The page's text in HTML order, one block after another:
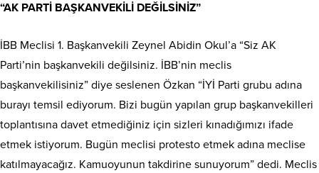
“AK PARTİ BAŞKANVEKİLİ DEĞİLSİNİZ”
İBB Meclisi 1. Başkanvekili Zeynel Abidin Okul’a “Siz AK
Parti’nin başkanvekili değilsiniz. İBB’nin meclis
başkanvekilisiniz” diye seslenen Özkan “İYİ Parti grubu adına
burayı temsil ediyorum. Bizi bugün yapılan grup başkanvekilleri
toplantısına davet etmediğiniz için sizleri kınadığımızı ifade
etmek istiyorum. Bugün meclisi protesto etmek adına meclise
katılmayacağız. Kamuoyunun takdirine sunuyorum” dedi. Meclis